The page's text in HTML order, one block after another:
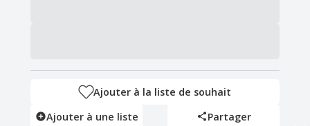
Ajouter à la liste de souhait
Ajouter à une liste
Partager